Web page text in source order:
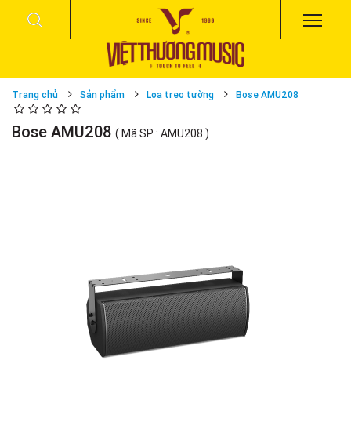
Trang chủ Sản phẩm Loa treo tường Bose AMU208
Bose AMU208 ( Mã SP : AMU208 )